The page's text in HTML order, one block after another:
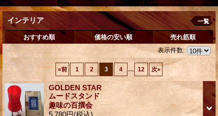
インテリア 一覧
おすすめ順 価格の安い順
売れ筋順
表示件数:
«前 1 2 3 4 ... 12 次»
GOLDEN STAR
ムードスタンド
趣味の百撰会
5,780円(税込)